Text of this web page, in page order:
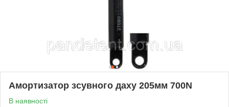
Амортизатор зсувного даху 205мм 700N
В наявності